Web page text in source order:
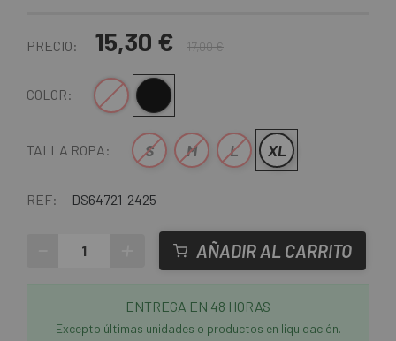
PRECIO: 15,30 € 17,00 €
COLOR:Blanco-NegroNegro-Blanco
TALLA ROPA: S M L XL
REF: DS64721-2425
AÑADIR AL CARRITO
ENTREGA EN 48 HORAS
Excepto últimas unidades o productos en liquidación.